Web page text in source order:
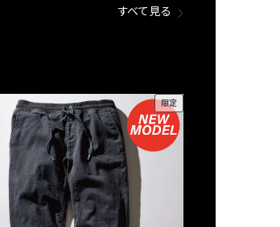
すべて見る
限定